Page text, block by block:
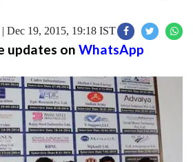
| Dec 19, 2015, 19:18 IST
updates on WhatsApp